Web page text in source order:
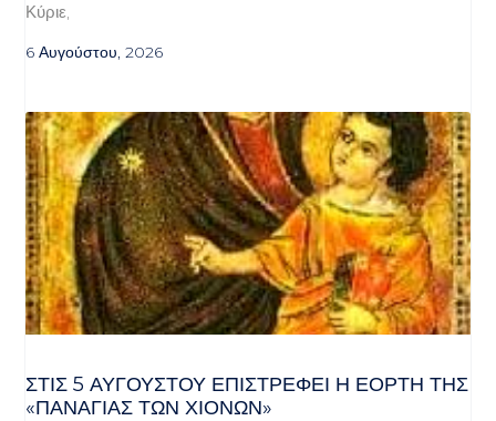
Κύριε,
6 Αυγούστου, 2026
ΣΤΙΣ 5 ΑΥΓΟΎΣΤΟΥ ΕΠΙΣΤΡΈΦΕΙ Η ΕΟΡΤΉ ΤΗΣ
«ΠΑΝΑΓΊΑΣ ΤΩΝ ΧΙΌΝΩΝ»